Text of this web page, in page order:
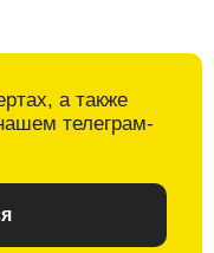
а также
телеграм-